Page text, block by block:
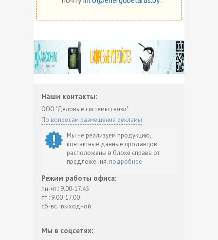
Наши контакты:
ООО "Деловые системы связи"
По вопросам размещения рекламы
Мы не реализуем продукцию,
контактные данные продавцов
расположены в блоке справа от
предложения. подробнее
Режим работы офиса:
пн-чт.: 9.00-17.45
пт.: 9.00-17.00
сб-вс.: выходной
Мы в соцсетях: